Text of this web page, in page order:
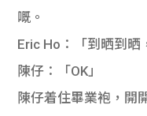
嘅。
Eric Ho：「到晒到晒
陳仔：「OK」
陳仔着住畢業袍，開